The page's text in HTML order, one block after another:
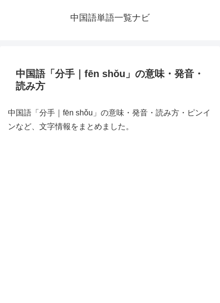
中国語単語一覧ナビ
中国語「分手｜fēn shǒu」の意味・発音・
読み方
中国語「分手｜fēn shǒu」の意味・発音・読み方・ピンイ
ンなど、文字情報をまとめました。